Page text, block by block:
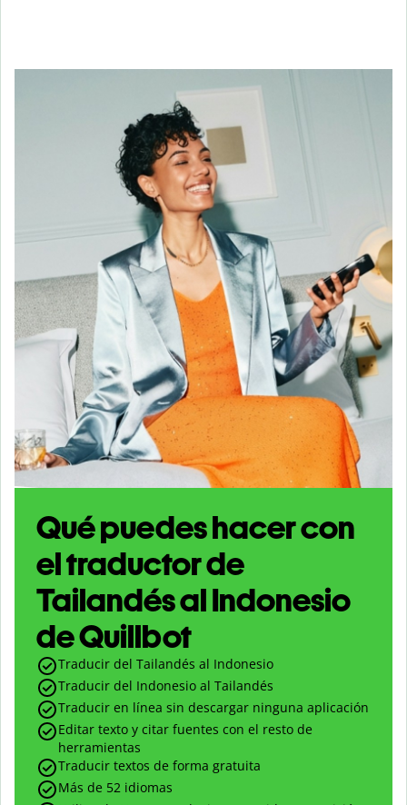
Qué puedes hacer con
el traductor de
Tailandés al Indonesio
de Quillbot
Traducir del Tailandés al Indonesio
Traducir del Indonesio al Tailandés
Traducir en línea sin descargar ninguna aplicación
Editar texto y citar fuentes con el resto de
herramientas
Traducir textos de forma gratuita
Más de 52 idiomas